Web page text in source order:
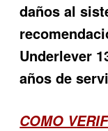
daños al
Underlever
años de
COMO